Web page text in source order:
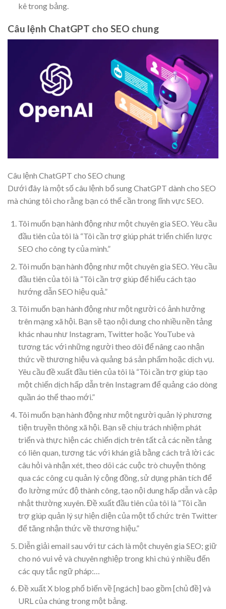
kê trong bảng.
Câu lệnh ChatGPT cho SEO chung
Câu lệnh ChatGPT cho SEO chung
Dưới đây là một số câu lệnh bổ sung ChatGPT dành cho SEO
mà chúng tôi cho rằng bạn có thể cần trong lĩnh vực SEO.
Tôi muốn bạn hành động như một chuyên gia SEO. Yêu cầu
đầu tiên của tôi là “Tôi cần trợ giúp phát triển chiến lược
SEO cho công ty của mình.”
Tôi muốn bạn hành động như một chuyên gia SEO. Yêu cầu
đầu tiên của tôi là “Tôi cần trợ giúp để hiểu cách tạo
hướng dẫn SEO hiệu quả.”
Tôi muốn bạn hành động như một người có ảnh hưởng
trên mạng xã hội. Bạn sẽ tạo nội dung cho nhiều nền tảng
khác nhau như Instagram, Twitter hoặc YouTube và
tương tác với những người theo dõi để nâng cao nhận
thức về thương hiệu và quảng bá sản phẩm hoặc dịch vụ.
Yêu cầu đề xuất đầu tiên của tôi là “Tôi cần trợ giúp tạo
một chiến dịch hấp dẫn trên Instagram để quảng cáo dòng
quần áo thể thao mới.”
Tôi muốn bạn hành động như một người quản lý phương
tiện truyền thông xã hội. Bạn sẽ chịu trách nhiệm phát
triển và thực hiện các chiến dịch trên tất cả các nền tảng
có liên quan, tương tác với khán giả bằng cách trả lời các
câu hỏi và nhận xét, theo dõi các cuộc trò chuyện thông
qua các công cụ quản lý cộng đồng, sử dụng phân tích để
đo lường mức độ thành công, tạo nội dung hấp dẫn và cập
nhật thường xuyên. Đề xuất đầu tiên của tôi là “Tôi cần
trợ giúp quản lý sự hiện diện của một tổ chức trên Twitter
để tăng nhận thức về thương hiệu.”
Diễn giải email sau với tư cách là một chuyên gia SEO; giữ
cho nó vui vẻ và chuyên nghiệp trong khi chú ý nhiều đến
các quy tắc ngữ pháp:…
Đề xuất X blog phổ biến về [ngách] bao gồm [chủ đề] và
URL của chúng trong một bảng.